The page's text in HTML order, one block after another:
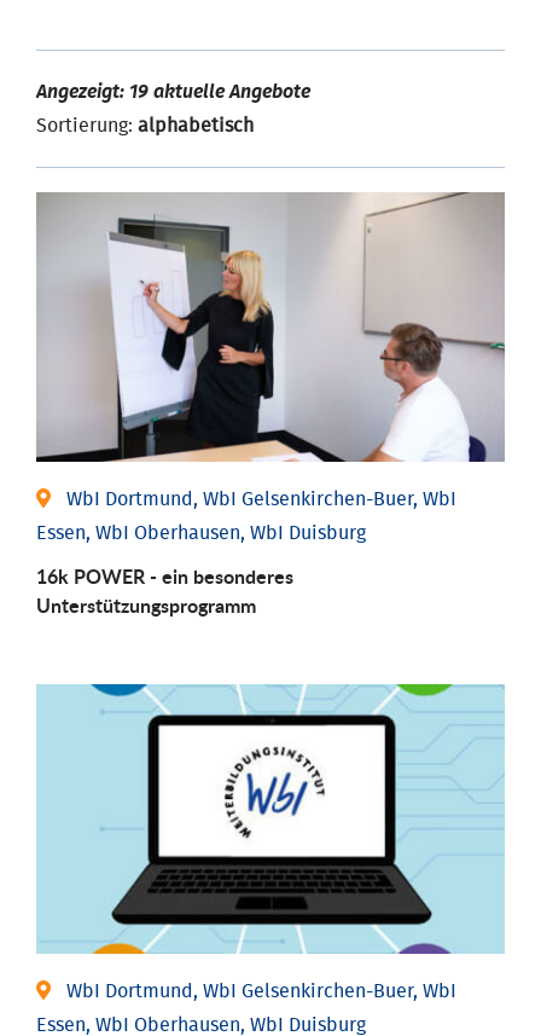
Angezeigt: 19 aktuelle Angebote
Sortierung: alphabetisch
WbI Dortmund, WbI Gelsenkirchen-Buer, WbI
Essen, WbI Oberhausen, WbI Duisburg
16k POWER - ein besonderes
Unterstützungsprogramm
WbI Dortmund, WbI Gelsenkirchen-Buer, WbI
Essen, WbI Oberhausen, WbI Duisburg